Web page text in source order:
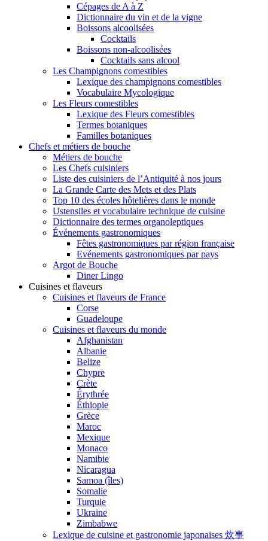
Cépages de A à Z
Dictionnaire du vin et de la vigne
Boissons alcoolisées
Cocktails
Boissons non-alcoolisées
Cocktails sans alcool
Les Champignons comestibles
Lexique des champignons comestibles
Vocabulaire Mycologique
Les Fleurs comestibles
Lexique des Fleurs comestibles
Termes botaniques
Familles botaniques
Chefs et métiers de bouche
Métiers de bouche
Les Chefs cuisiniers
Liste des cuisiniers de l’Antiquité à nos jours
La Grande Carte des Mets et des Plats
Top 10 des écoles hôtelières dans le monde
Ustensiles et vocabulaire technique de cuisine
Dictionnaire des termes organoleptiques
Événements gastronomiques
Fêtes gastronomiques par région française
Evénements gastronomiques par pays
Argot de Bouche
Diner Lingo
Cuisines et flaveurs
Cuisines et flaveurs de France
Corse
Guadeloupe
Cuisines et flaveurs du monde
Afghanistan
Albanie
Belize
Chypre
Crète
Érythrée
Éthiopie
Grèce
Maroc
Mexique
Monaco
Namibie
Nicaragua
Samoa (îles)
Somalie
Turquie
Ukraine
Zimbabwe
Lexique de cuisine et gastronomie japonaises 炊事